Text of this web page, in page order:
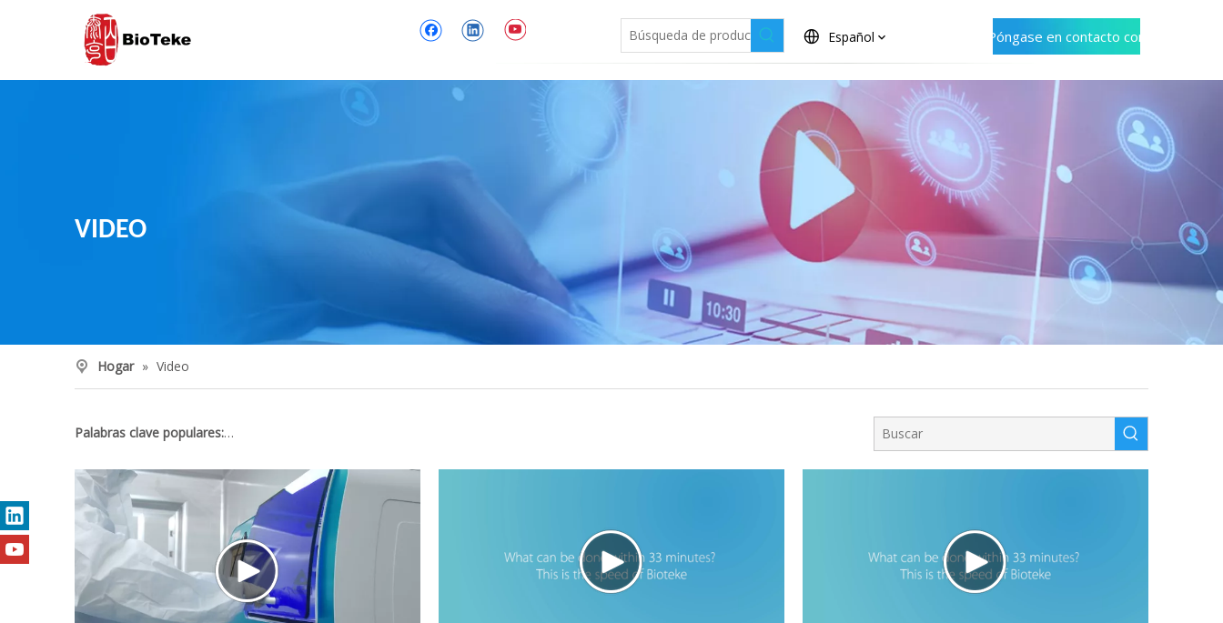
Español
Póngase en contacto con
VIDEO
Hogar » Video
Palabras clave populares: Kit de prueba rápida y kit de prueba de antígeno respiratorio y kit de extracción de ácido nucleico y instrumento de PCR y reactivo de diagnóstico y certificado de